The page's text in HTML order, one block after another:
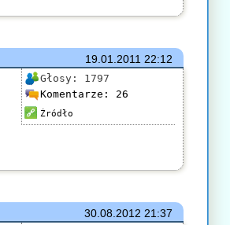
19.01.2011 22:12
Głosy: 1797
Komentarze: 26
Źródło
30.08.2012 21:37